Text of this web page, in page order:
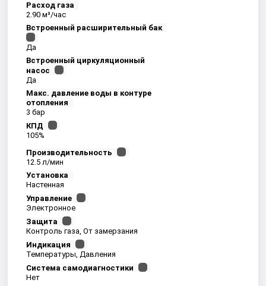
Расход газа
2.90 м³/час
Встроенный расширительный бак
Да
Встроенный циркуляционный
насос
Да
Макс. давление воды в контуре
отопления
3 бар
КПД
105%
Производительность
12.5 л/мин
Установка
Настенная
Управление
Электронное
Защита
Контроль газа, От замерзания
Индикация
Температуры, Давления
Система самодиагностики
Нет